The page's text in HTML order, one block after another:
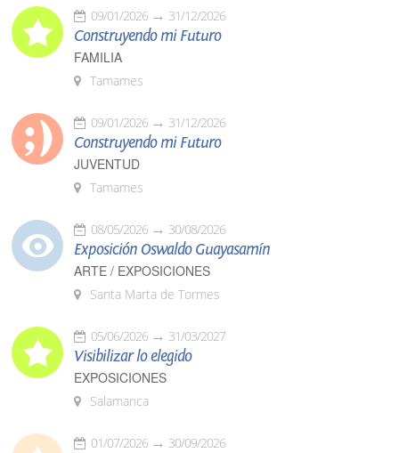
09/01/2026 31/12/2026
Construyendo mi Futuro
FAMILIA
Tamames
09/01/2026 31/12/2026
Construyendo mi Futuro
JUVENTUD
Tamames
08/05/2026 30/08/2026
Exposición Oswaldo Guayasamín
ARTE / EXPOSICIONES
Santa Marta de Tormes
05/06/2026 31/03/2027
Visibilizar lo elegido
EXPOSICIONES
Salamanca
01/07/2026 30/09/2026